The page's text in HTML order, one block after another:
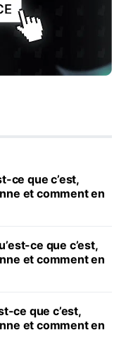
ce que c’est,
et comment en
ce que c’est,
et comment en
ce que c’est,
et comment en